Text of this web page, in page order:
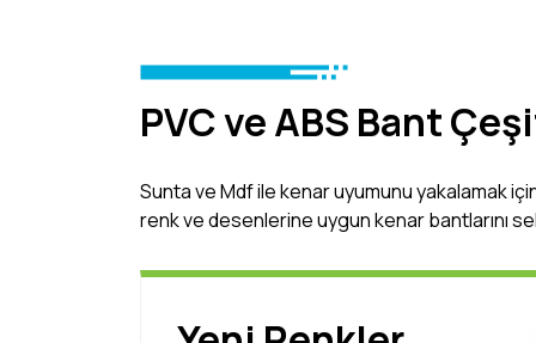
PVC ve ABS Bant
Sunta ve Mdf ile kenar uyumunu yakalamak
renk ve desenlerine uygun kenar bantlarını